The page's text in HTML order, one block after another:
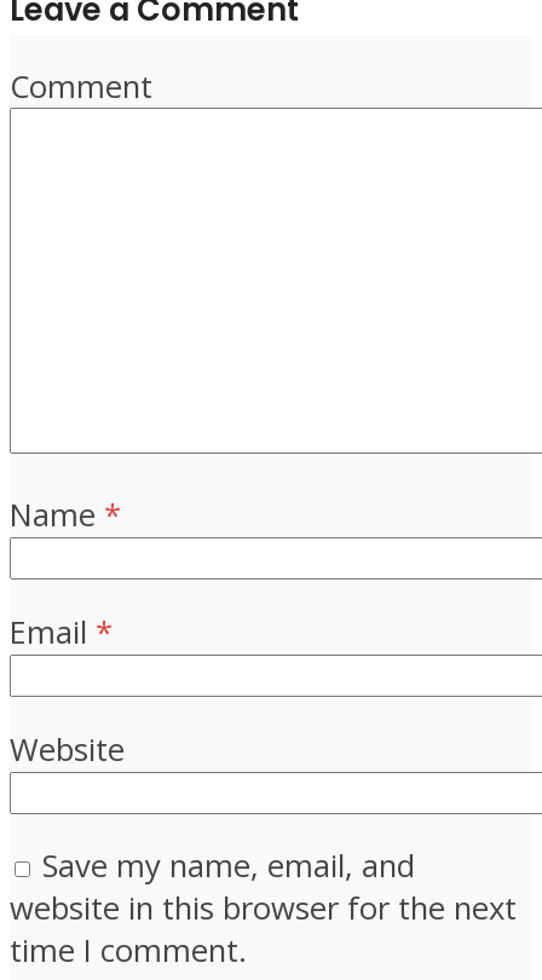
Leave a Comment
Comment
Name *
Email *
Website
Save my name, email, and
website in this browser for the next
time I comment.